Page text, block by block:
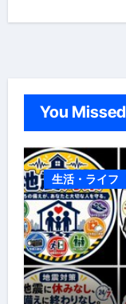
You Missed
生活・ライフ